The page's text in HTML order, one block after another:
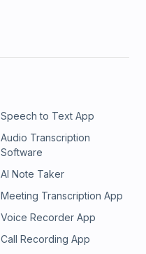
Speech to Text App
Audio Transcription
Software
AI Note Taker
Meeting Transcription App
Voice Recorder App
Call Recording App